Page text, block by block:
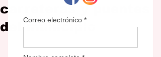
carreteras y puentes
del municipio